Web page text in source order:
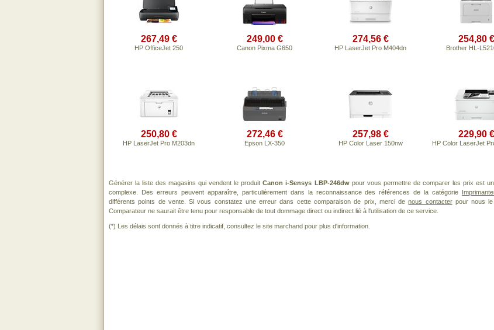
267,49 €
HP OfficeJet 250
249,00 €
Canon Pixma G650
274,56 €
HP LaserJet Pro M404dn
254,80 €
Brother HL-
250,80 €
HP LaserJet Pro M203dn
272,46 €
Epson LX-350
257,98 €
HP Color Laser 150nw
229,90 €
HP Color LaserJet
Générer la liste des magasins qui vendent le produitCanon i-Sensys LBP-246dwpour vous permettre de comparer les prix est
complexe. Des erreurs peuvent apparaître, particulièrement dans la reconnaissance des références de la catégorie
différents points de vente. Si vous constatez une erreur dans cette comparaison de prix, merci denous contacterpour nous le
Comparateur ne saurait être tenu pour responsable de tout dommage direct ou indirect lié à l'utilisation de ce service.
(*) Les délais sont donnés à titre indicatif, consultez le site marchand pour plus d'information.